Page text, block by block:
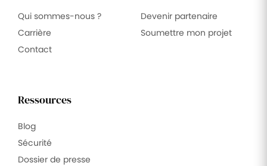
Qui sommes-nous ?
Carrière
Contact
Devenir partenaire
Soumettre mon projet
Ressources
Blog
Sécurité
Dossier de presse